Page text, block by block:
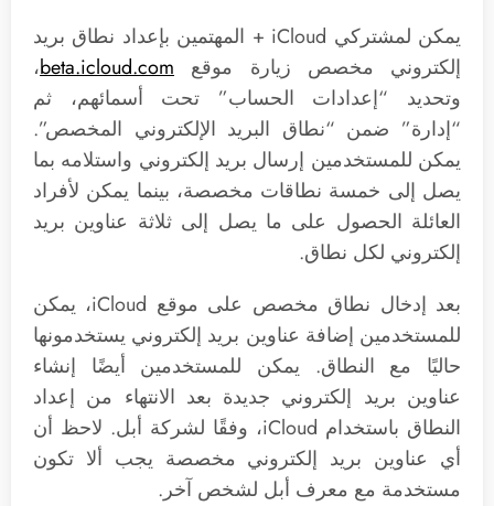
يمكن لمشتركي iCloud + المهتمين بإعداد نطاق بريد
إلكتروني مخصص زيارة موقع beta.icloud.com،
وتحديد “إعدادات الحساب” تحت أسمائهم، ثم
“إدارة” ضمن “نطاق البريد الإلكتروني المخصص”.
يمكن للمستخدمين إرسال بريد إلكتروني واستلامه بما
يصل إلى خمسة نطاقات مخصصة، بينما يمكن لأفراد
العائلة الحصول على ما يصل إلى ثلاثة عناوين بريد
إلكتروني لكل نطاق.
بعد إدخال نطاق مخصص على موقع iCloud، يمكن
للمستخدمين إضافة عناوين بريد إلكتروني يستخدمونها
حاليًا مع النطاق. يمكن للمستخدمين أيضًا إنشاء
عناوين بريد إلكتروني جديدة بعد الانتهاء من إعداد
النطاق باستخدام iCloud، وفقًا لشركة أبل. لاحظ أن
أي عناوين بريد إلكتروني مخصصة يجب ألا تكون
مستخدمة مع معرف أبل لشخص آخر.